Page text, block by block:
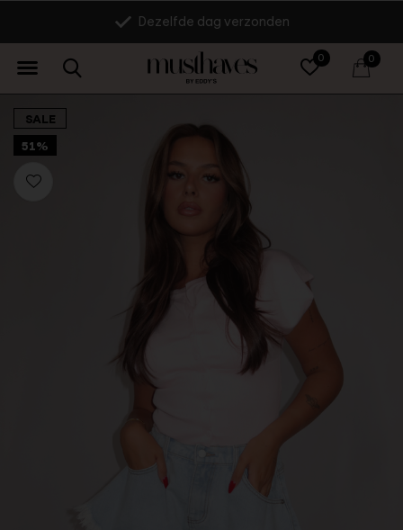
0 0
Dezelfde dag verzonden
SALE
51%